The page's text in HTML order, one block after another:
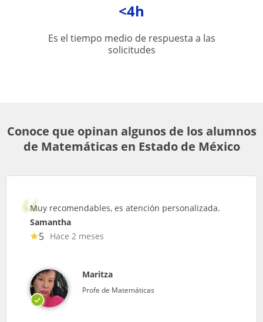
<4h
Es el tiempo medio de respuesta a las
solicitudes
Conoce que opinan algunos de los alumnos
de Matemáticas en Estado de México
Muy recomendables, es atención personalizada.
Samantha
5 Hace 2 meses
Maritza
Profe de Matemáticas